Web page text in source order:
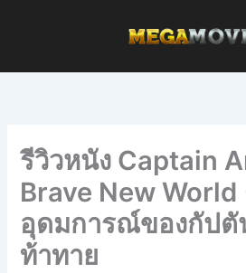
รีวิวหนัง Captain
Brave New World
อุดมการณ์ของกัปตั
ท้าทาย